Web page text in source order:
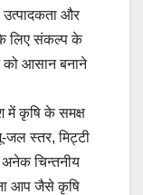
उत्पादकता और
लिए संकल्प के
को आसान बनाने
कृषि के समक्ष
जल स्तर, मिट्टी
अनेक चिन्तनीय
आप जैसे कृषि